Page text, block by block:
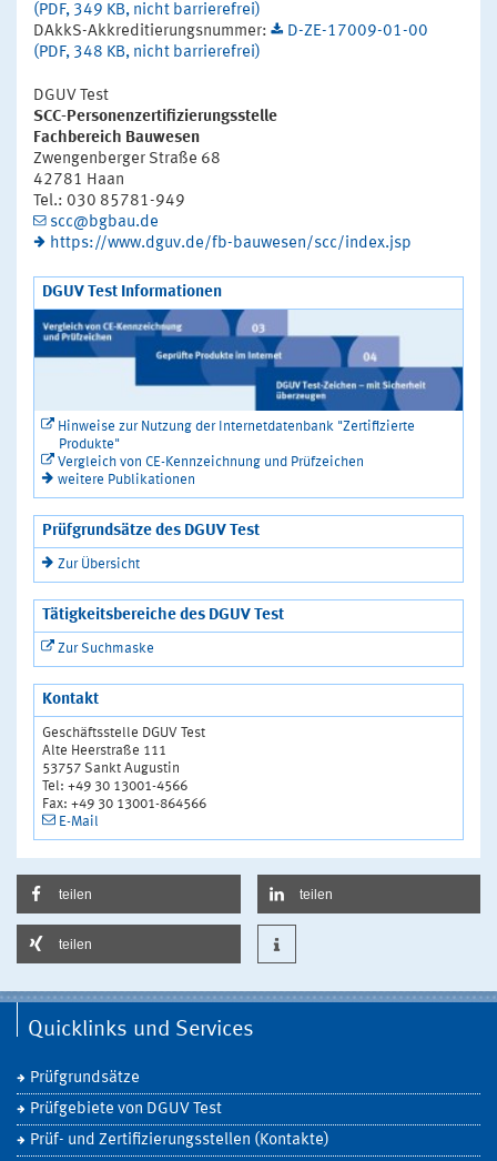
(PDF, 349 KB, nicht barrierefrei)
DAkkS-Akkreditierungsnummer:
D-ZE-17009-01-00
(PDF, 348 KB, nicht barrierefrei)
DGUV Test
SCC-Personenzertifizierungsstelle
Fachbereich Bauwesen
Zwengenberger Straße 68
42781 Haan
Tel.: 030 85781-949
scc@bgbau.de
https://www.dguv.de/fb-bauwesen/scc/index.jsp
DGUV Test Informationen
Hinweise zur Nutzung der Internetdatenbank "Zertifizierte
Produkte"
Vergleich von CE-Kennzeichnung und Prüfzeichen
weitere Publikationen
Prüfgrundsätze des DGUV Test
Zur Übersicht
Tätigkeitsbereiche des DGUV Test
Zur Suchmaske
Kontakt
Geschäftsstelle DGUV Test
Alte Heerstraße 111
53757 Sankt Augustin
Tel: +49 30 13001-4566
Fax: +49 30 13001-864566
E-Mail
teilen teilen
teilen
Quicklinks und Services
Prüfgrundsätze
Prüfgebiete von DGUV Test
Prüf- und Zertifizierungsstellen (Kontakte)